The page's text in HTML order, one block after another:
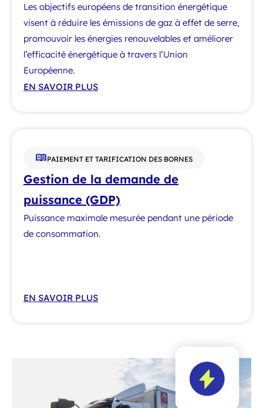
Les objectifs européens de transition énergétique
visent à réduire les émissions de gaz à effet de serre,
promouvoir les énergies renouvelables et améliorer
l’efficacité énergétique à travers l’Union
Européenne.
EN SAVOIR PLUS
PAIEMENT ET TARIFICATION DES BORNES
Gestion de la demande de
puissance (GDP)
Puissance maximale mesurée pendant une période
de consommation.
EN SAVOIR PLUS